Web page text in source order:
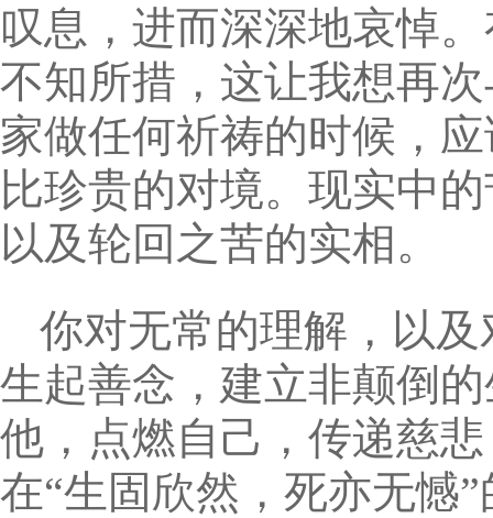
叹息，进而深深地哀悼
不知所措，这让我想再
家做任何祈祷的时候，
比珍贵的对境。现实中
以及轮回之苦的实相。
你对无常的理解，以
生起善念，建立非颠倒
他，点燃自己，传递慈
在“生固欣然，死亦无憾